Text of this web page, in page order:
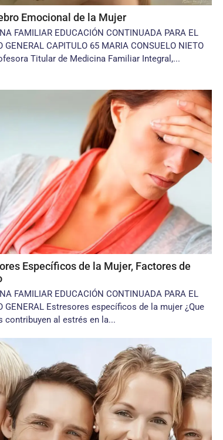
Emocional de la Mujer
FAMILIAR EDUCACIÓN CONTINUADA PARA EL
GENERAL CAPITULO 65 MARIA CONSUELO NIETO
Titular de Medicina Familiar Integral,...
Específicos de la Mujer, Factores de
FAMILIAR EDUCACIÓN CONTINUADA PARA EL
GENERAL Estresores específicos de la mujer ¿Que
contribuyen al estrés en la...